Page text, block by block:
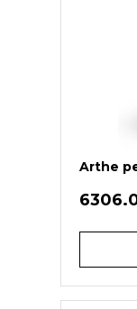
Arthe